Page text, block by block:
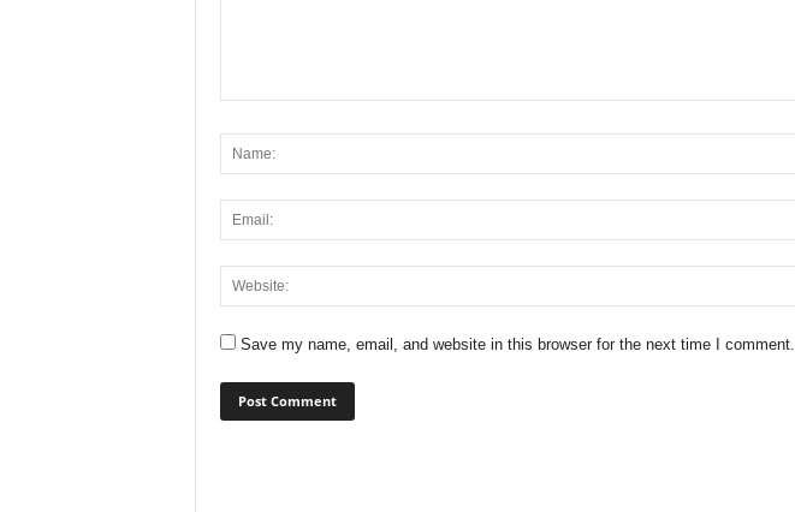
Save my name, email, and website in this browser for the next time I comment.